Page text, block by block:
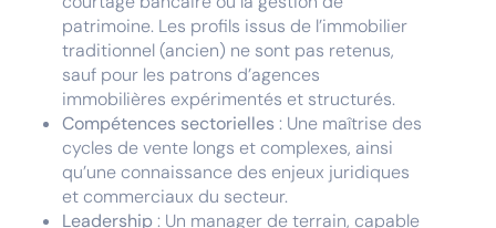
patrimoine. Les profils issus de l’immobilier
traditionnel (ancien) ne sont pas retenus,
sauf pour les patrons d’agences
immobilières expérimentés et structurés.
Compétences sectorielles : Une maîtrise des
cycles de vente longs et complexes, ainsi
qu’une connaissance des enjeux juridiques
et commerciaux du secteur.
Leadership: Un manager de terrain, capable